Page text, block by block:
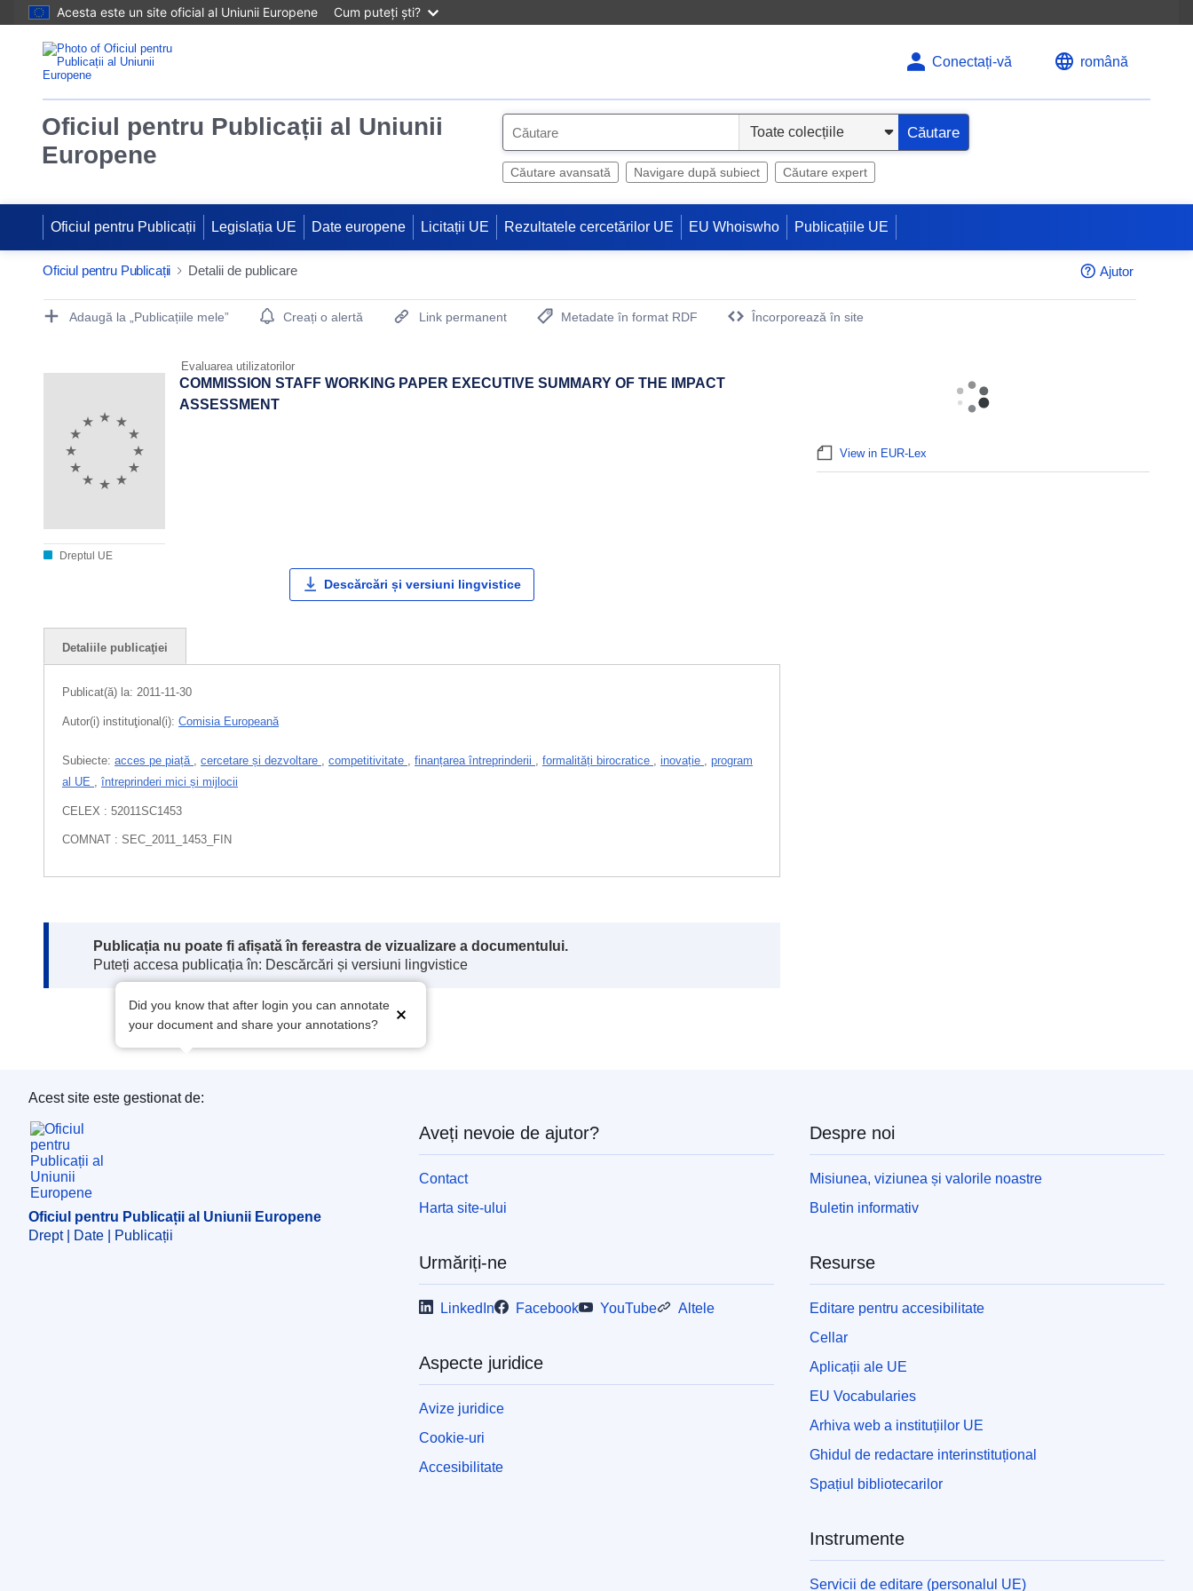
Acesta este un site oficial al Uniunii Europene Cum puteți ști?
Conectați-vă română
Oficiul pentru Publicații al Uniunii
Europene
e
Căutare
Căutare avansată Navigare după subiect Căutare expert
Oficiul pentru Publicații Legislația UE Date europene Licitații UE Rezultatele cercetărilor UE EU Whoiswho Publicațiile UE
Oficiul pentru Publicații Detalii de publicare Ajutor
Publication Detail Actions Portlet
Adaugă la „Publicațiile mele” Creați o alertă Link permanent
Metadate în format RDF
Încorporează în site
Evaluarea utilizatorilor
Dreptul UE
COMMISSION STAFF WORKING PAPER EXECUTIVE SUMMARY OF THE IMPACT
ASSESSMENT
Descărcări și versiuni lingvistice
Detaliile publicaţiei
Publicat(ă) la: 2011-11-30
Autor(i) instituţional(i): Comisia Europeană
Subiecte: acces pe piață , cercetare și dezvoltare , competitivitate , finanțarea întreprinderii , formalități birocratice , inovație , program
al UE , întreprinderi mici și mijlocii
CELEX : 52011SC1453
COMNAT : SEC_2011_1453_FIN
Note:
Publicația nu poate fi afișată în fereastra de vizualizare a documentului.
Puteți accesa publicația în: Descărcări și versiuni lingvistice
Did you know that after login you can annotate
your document and share your annotations?
View in EUR-Lex
Oficiul pentru Publicații al Uniunii Europene
Acest site este gestionat de:
Oficiul pentru Publicații al Uniunii Europene
Drept | Date | Publicații
Aveți nevoie de ajutor?
Contact
Harta site-ului
Urmăriți-ne
LinkedIn Facebook YouTube Altele
Aspecte juridice
Avize juridice
Cookie-uri
Accesibilitate
Despre noi
Misiunea, viziunea și valorile noastre
Buletin informativ
Resurse
Editare pentru accesibilitate
Cellar
Aplicații ale UE
EU Vocabularies
Arhiva web a instituțiilor UE
Ghidul de redactare interinstituțional
Spațiul bibliotecarilor
Instrumente
Servicii de editare (personalul UE)